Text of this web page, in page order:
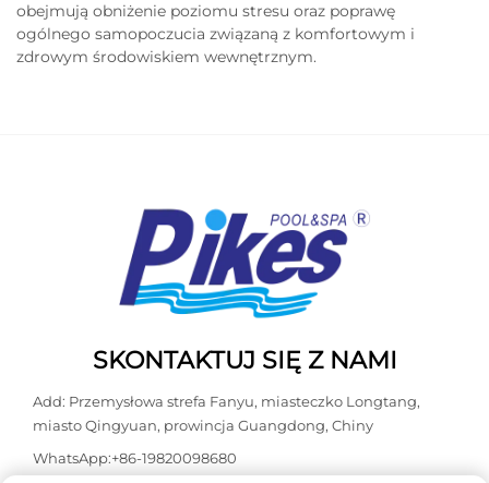
obejmują obniżenie poziomu stresu oraz poprawę
ogólnego samopoczucia związaną z komfortowym i
zdrowym środowiskiem wewnętrznym.
SKONTAKTUJ SIĘ Z NAMI
Add: Przemysłowa strefa Fanyu, miasteczko Longtang,
miasto Qingyuan, prowincja Guangdong, Chiny
WhatsApp:+86-19820098680